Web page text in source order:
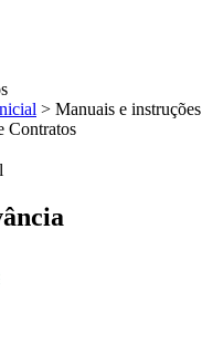
> Manuais e instruções
Contratos